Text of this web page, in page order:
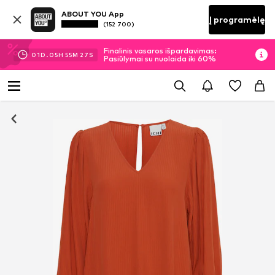
ABOUT YOU App
(152 700) Į programėlę
01D. 05H 55M 26 S
Finalinis vasaros išpardavimas:
Pasiūlymai su nuolaida iki 60%